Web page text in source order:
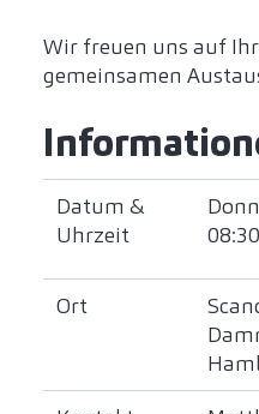
Wir freuen uns auf
gemeinsamen
Datum &
Uhrzeit
Ort